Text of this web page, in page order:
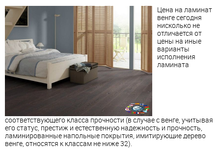
Цена на ламинат
венге сегодня
нисколько не
отличается от
цены на иные
варианты
исполнения
ламината
соответствующего класса прочности (в случае с венге, учитывая
его статус, престиж и естественную надежность и прочность,
ламинированные напольные покрытия, имитирующие дерево
венге, относятся к классам не ниже 32).